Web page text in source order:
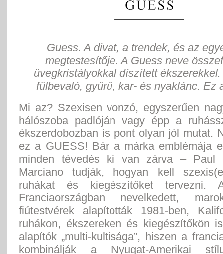
Guess. A divat, a trendek, és az
megtestesítője. A Guess neve
üvegkristályokkal díszített
fülbevaló, gyűrű, kar- és nyaklánc. Ez
Mi az? Szexisen vonzó, egyszerűen
hálószoba padlóján vagy épp a
ékszerdobozban is pont olyan jól mutat.
ez a GUESS! Bár a márka emblémája
minden tévedés ki van zárva – Paul
Marciano tudják, hogyan kell
ruhákat és kiegészítőket tervezni.
Franciaországban nevelkedett,
fiútestvérek alapították 1981-ben,
ruhákon, ékszereken és kiegészítőkön
alapítók „multi-kultisága”, hiszen a
kombinálják a Nyugat-Amerikai